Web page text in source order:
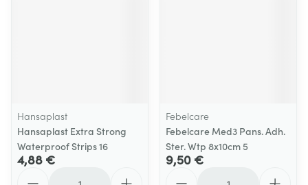
Hansaplast
Hansaplast Extra Strong
Waterproof Strips 16
4,88 €
Febelcare
Febelcare Med3 Pans. Adh.
Ster. Wtp 8x10cm 5
9,50 €